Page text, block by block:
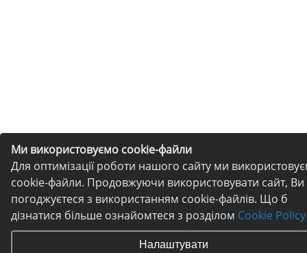
Ми використовуємо cookie-файли
Для оптимізації роботи нашого сайту ми
cookie-файли. Продовжуючи використовувати сайт, Ви
погоджуєтеся з використанням cookie-файлів. Що б
дізнатися більше ознайомтеся з розділом Cookie
Налаштувати